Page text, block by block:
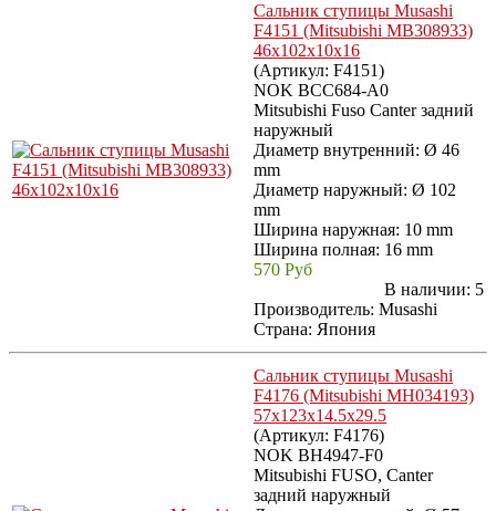
Сальник ступицы Musashi
F4151 (Mitsubishi MB308933)
46x102x10x16
(Артикул: F4151)
NOK BCC684-A0
Mitsubishi Fuso Canter задний
наружный
Диаметр внутренний: Ø 46
mm
Диаметр наружный: Ø 102
mm
Ширина наружная: 10 mm
Ширина полная: 16 mm
570 Руб
В наличии: 5
Производитель: Musashi
Страна: Япония
Сальник ступицы Musashi
F4176 (Mitsubishi MH034193)
57x123x14.5x29.5
(Артикул: F4176)
NOK BH4947-F0
Mitsubishi FUSO, Canter
задний наружный